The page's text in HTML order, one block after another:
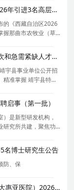
那曲市农牧业（草业）科技研究推广中心2026年引进3名高层次人才公告
的《西藏自治区2026
握那曲市农牧业（草
农牧业（草业）科
靖宇县特产研究所2026年公开招聘4名高层次和急需紧缺人才公告
宇县事业单位公开招
准掌握 靖宇县特产
岗位信息与报考要
启事（第一批）
是新型研发机构，
研究所共建，聚焦功
特色农产品深加工
名博士研究生公告
防、保
中山大学附属第一医院惠亚医院（惠州市中大惠亚医院）2026年公开招聘11名事业编制人员公告（第二批）